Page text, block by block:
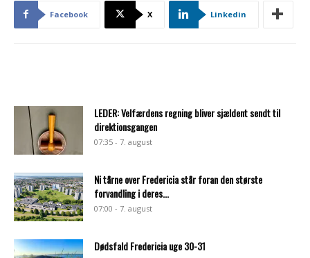
Facebook X Linkedin
LEDER: Velfærdens regning bliver sjældent sendt til
direktionsgangen
07:35 - 7. august
Ni tårne over Fredericia står foran den største
forvandling i deres...
07:00 - 7. august
Dødsfald Fredericia uge 30-31